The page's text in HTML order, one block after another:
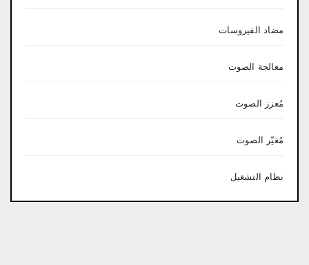
مضاد الفيروسات
معالجة الصوت
مُعزز الصوت
مُغيّر الصوت
نظام التشغيل